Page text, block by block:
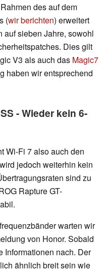
des auf dem
(wir berichten) erweitert
auf sieben Jahre, sowohl
Dies gilt
V3 als auch das Magic7
haben wir entsprechend
- Wieder kein 6-
Wi-Fi 7 also auch den
jedoch weiterhin kein
sind zu
Rapture GT-
warten wir
von Honor. Sobald
Informationen nach. Der
ähnlich breit sein wie